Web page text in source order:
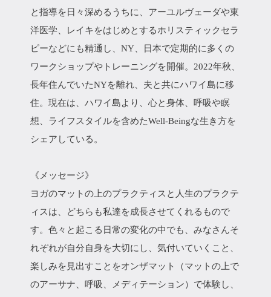
と指導を日々深めるうちに、アーユルヴェーダや東
洋医学、レイキをはじめとするホリスティックセラ
ピーなどにも精通し、NY、日本で定期的に多くの
ワークショップやトレーニングを開催。2022年秋、
長年住んでいたNYを離れ、夫と共にハワイ島に移
住。現在は、ハワイ島より、心と身体、呼吸や瞑
想、ライフスタイルを含めたWell-Beingな生き方を
シェアしている。
《メッセージ》
ヨガのマットの上のプラクティスと人生のプラクテ
ィスは、どちらも私達を成長させてくれるもので
す。色々と起こる日常の変化の中でも、みなさんそ
れぞれが自分自身を大切にし、気付いていくこと、
楽しみを見出すことをオンザマット（マットの上で
のアーサナ、呼吸、メディテーション）で体験し、